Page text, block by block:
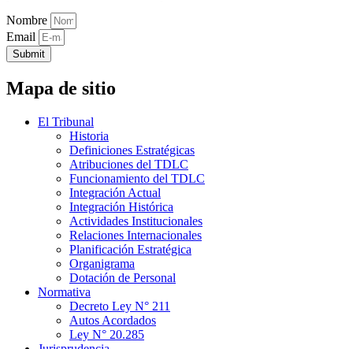
Nombre
Email
Submit
Mapa de sitio
El Tribunal
Historia
Definiciones Estratégicas
Atribuciones del TDLC
Funcionamiento del TDLC
Integración Actual
Integración Histórica
Actividades Institucionales
Relaciones Internacionales
Planificación Estratégica
Organigrama
Dotación de Personal
Normativa
Decreto Ley N° 211
Autos Acordados
Ley N° 20.285